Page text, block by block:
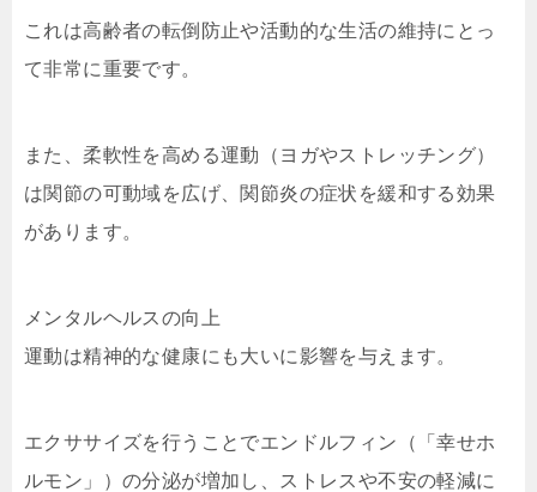
これは高齢者の転倒防止や活動的な生活の維持にとっ
て非常に重要です。
また、柔軟性を高める運動（ヨガやストレッチング）
は関節の可動域を広げ、関節炎の症状を緩和する効果
があります。
メンタルヘルスの向上
運動は精神的な健康にも大いに影響を与えます。
エクササイズを行うことでエンドルフィン（「幸せホ
ルモン」）の分泌が増加し、ストレスや不安の軽減に